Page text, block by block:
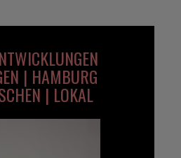
| HAMBURG
| LOKAL